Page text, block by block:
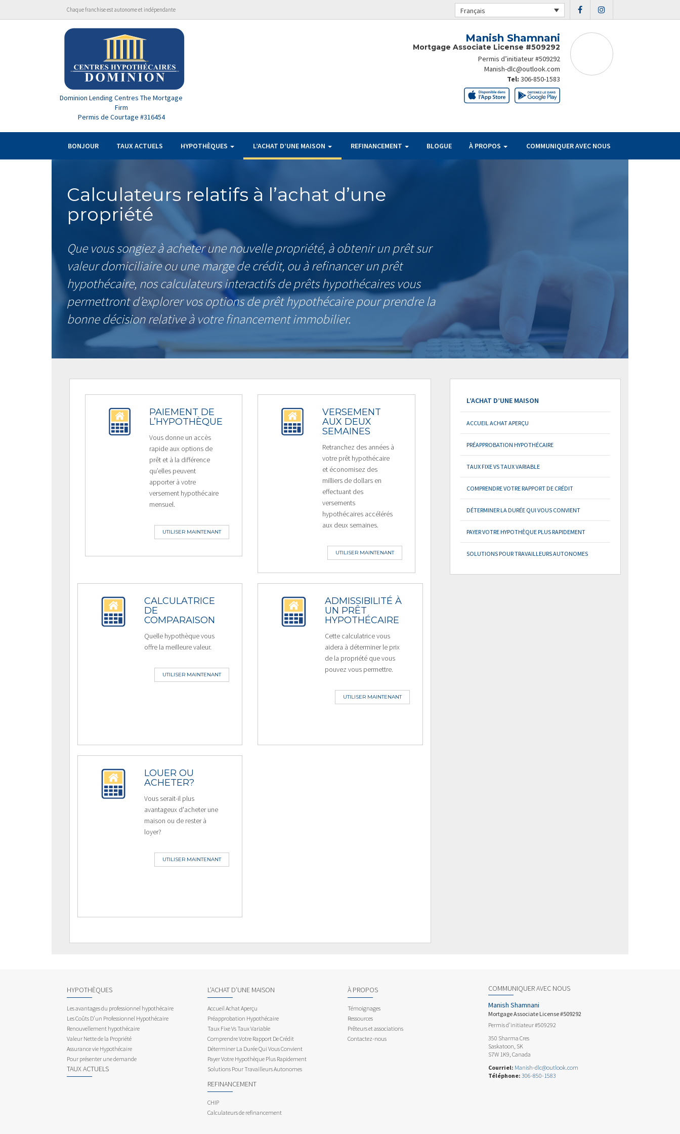
Chaque franchise est autonome et indépendante Français
Dominion Lending Centres The Mortgage
Firm
Permis de Courtage #316454
Manish Shamnani
Mortgage Associate License #509292
Permis d’initiateur #509292
Manish-dlc@outlook.com
Tel: 306-850-1583
BONJOUR TAUX ACTUELS HYPOTHÈQUES L’ACHAT D’UNE MAISON REFINANCEMENT BLOGUE À PROPOS COMMUNIQUER AVEC NOUS
Calculateurs relatifs à l’achat d’une
propriété
Que vous songiez à acheter une nouvelle propriété, à obtenir un prêt sur
valeur domiciliaire ou une marge de crédit, ou à refinancer un prêt
hypothécaire, nos calculateurs interactifs de prêts hypothécaires vous
permettront d’explorer vos options de prêt hypothécaire pour prendre la
bonne décision relative à votre financement immobilier.
PAIEMENT DE
L’HYPOTHÈQUE
Vous donne un accès
rapide aux options de
prêt et à la différence
qu’elles peuvent
apporter à votre
versement hypothécaire
mensuel.
UTILISER MAINTENANT
VERSEMENT
AUX DEUX
SEMAINES
Retranchez des années à
votre prêt hypothécaire
et économisez des
milliers de dollars en
effectuant des
versements
hypothécaires accélérés
aux deux semaines.
UTILISER MAINTENANT
CALCULATRICE
DE
COMPARAISON
Quelle hypothèque vous
offre la meilleure valeur.
UTILISER MAINTENANT
ADMISSIBILITÉ À
UN PRÊT
HYPOTHÉCAIRE
Cette calculatrice vous
aidera à déterminer le prix
de la propriété que vous
pouvez vous permettre.
UTILISER MAINTENANT
LOUER OU
ACHETER?
Vous serait-il plus
avantageux d'acheter une
maison ou de rester à
loyer?
UTILISER MAINTENANT
L’ACHAT D’UNE MAISON
ACCUEIL ACHAT APERÇU
PRÉAPPROBATION HYPOTHÉCAIRE
TAUX FIXE VS TAUX VARIABLE
COMPRENDRE VOTRE RAPPORT DE CRÉDIT
DÉTERMINER LA DURÉE QUI VOUS CONVIENT
PAYER VOTRE HYPOTHÈQUE PLUS RAPIDEMENT
SOLUTIONS POUR TRAVAILLEURS AUTONOMES
HYPOTHÈQUES
Les avantages du professionnel hypothécaire
Les Coûts D’un Professionnel Hypothécaire
Renouvellement hypothécaire
Valeur Nette de la Propriété
Assurance vie Hypothécaire
Pour présenter une demande
TAUX ACTUELS
L’ACHAT D’UNE MAISON
Accueil Achat Aperçu
Préapprobation Hypothécaire
Taux Fixe Vs Taux Variable
Comprendre Votre Rapport De Crédit
Déterminer La Durée Qui Vous Convient
Payer Votre Hypothèque Plus Rapidement
Solutions Pour Travailleurs Autonomes
REFINANCEMENT
CHIP
Calculateurs de refinancement
À PROPOS
Témoignages
Ressources
Prêteurs et associations
Contactez-nous
COMMUNIQUER AVEC NOUS
Manish Shamnani
Mortgage Associate License #509292
Permis d’initiateur #509292
350 Sharma Cres
Saskatoon, SK
S7W 1K9, Canada
Courriel: Manish-dlc@outlook.com
Téléphone: 306-850-1583